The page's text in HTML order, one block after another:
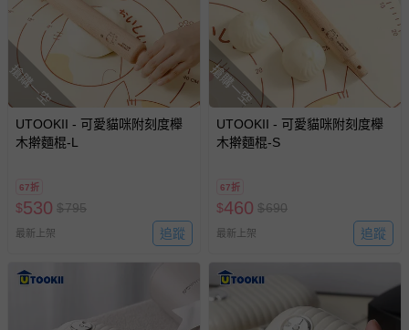
搶購一空
UTOOKII - 可愛貓咪附刻度櫸
木擀麵棍-L
67折
$530 $795
最新上架 追蹤
搶購一空
UTOOKII - 可愛貓咪附刻度櫸
木擀麵棍-S
67折
$460 $690
最新上架 追蹤